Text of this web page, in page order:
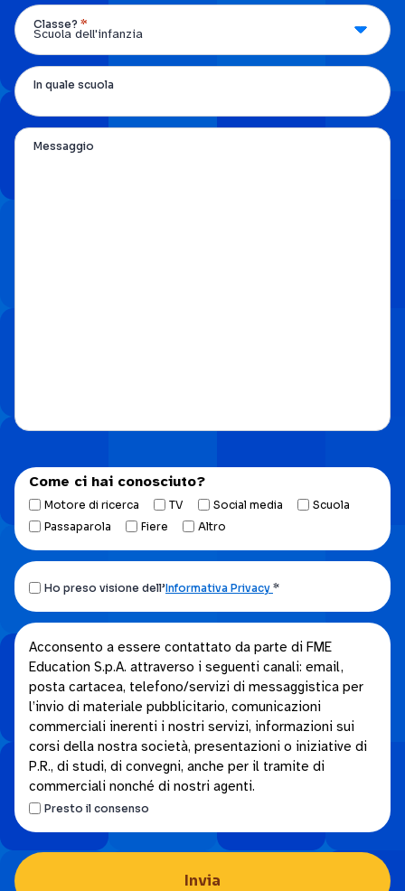
Classe? *
In quale scuola
Messaggio
Come ci hai conosciuto?
Motore di ricerca TV Social media
Scuola
Passaparola
Fiere Altro
Ho
preso
visione
dell’Informativa
privacy.
*
Ho preso visione dell’Informativa Privacy *
Acconsento
a
essere
contattato
da
parte
FME
Acconsento a essere contattato da parte di FME
Education S.p.A. attraverso i seguenti canali: email,
posta cartacea, telefono/servizi di messaggistica per
l’invio di materiale pubblicitario, comunicazioni
commerciali inerenti i nostri servizi, informazioni sui
corsi della nostra società, presentazioni o iniziative di
P.R., di studi, di convegni, anche per il tramite di
commerciali nonché di nostri agenti.
Presto il consenso